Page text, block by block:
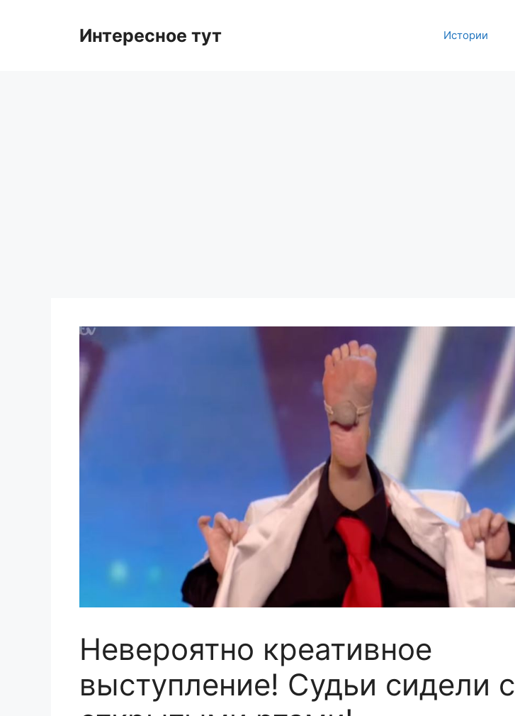
Интересное тут Истории
Невероятно креативное
выступление! Судьи сидели с